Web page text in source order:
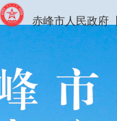
赤峰市人民政府